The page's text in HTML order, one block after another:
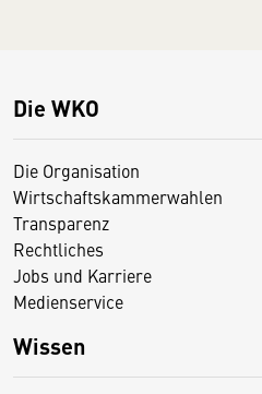
Die WKO
Die Organisation
Wirtschaftskammerwahlen
Transparenz
Rechtliches
Jobs und Karriere
Medienservice
Wissen